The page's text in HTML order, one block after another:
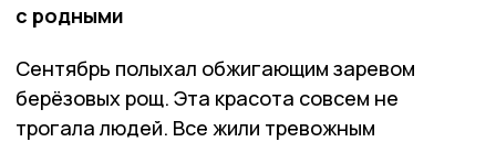
с родными
Сентябрь полыхал обжигающим заревом
берёзовых рощ. Эта красота совсем не
трогала людей. Все жили тревожным